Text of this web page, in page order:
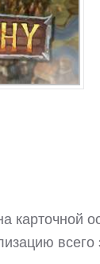
карточной